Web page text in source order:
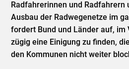
Radfahrerinnen und Radfahrern
Ausbau der Radwegenetze im
fordert Bund und Länder auf, im
zügig eine Einigung zu finden,
den Kommunen nicht weiter